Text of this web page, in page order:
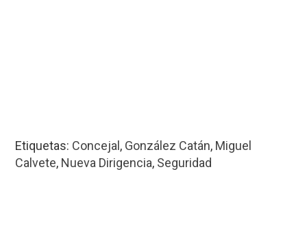
Etiquetas: Concejal , González Catán, Miguel
Calvete, Nueva Dirigencia, Seguridad